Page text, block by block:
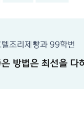
텔조리제빵과 99학번
방법은 최선을 다